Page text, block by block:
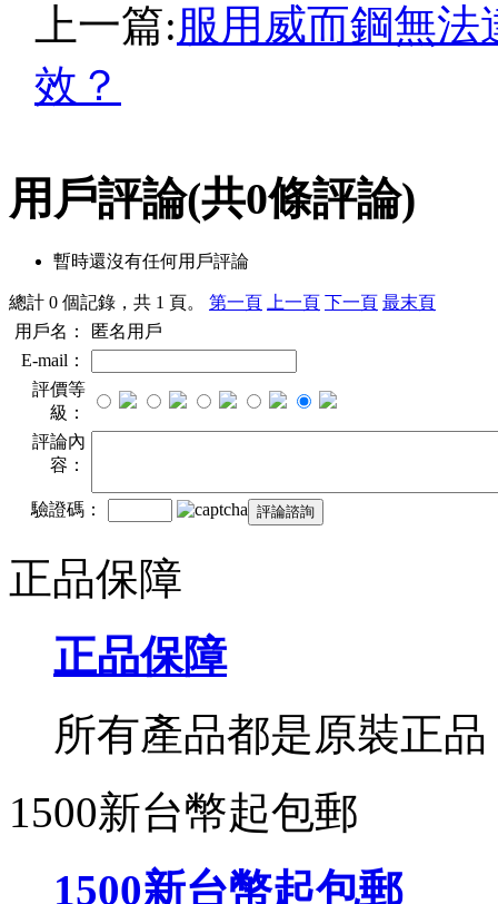
上一篇:服用威而鋼無
效？
用戶評論(共0條評論)
暫時還沒有任何用戶評論
總計 0 個記錄，共 1 頁。 第一頁 上一頁 下一頁 最末頁
用戶名：
匿名用戶
E-mail：
評價等
級：
評論內
容：
驗證碼：
正品保障
正品保障
所有產品都是原裝正品
1500新台幣起包郵
1500新台幣起包郵